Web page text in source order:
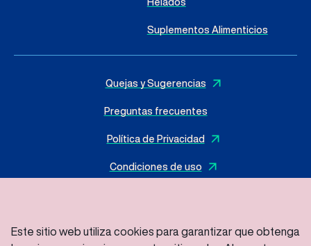
Suplementos Alimenticios
Quejas y Sugerencias
Preguntas frecuentes
Política de Privacidad
Condiciones de uso
© 2025 IMasterSense ing. Alim. L.tda– Todos los derechos
Este sitio web utiliza cookies para garantizar que obtenga